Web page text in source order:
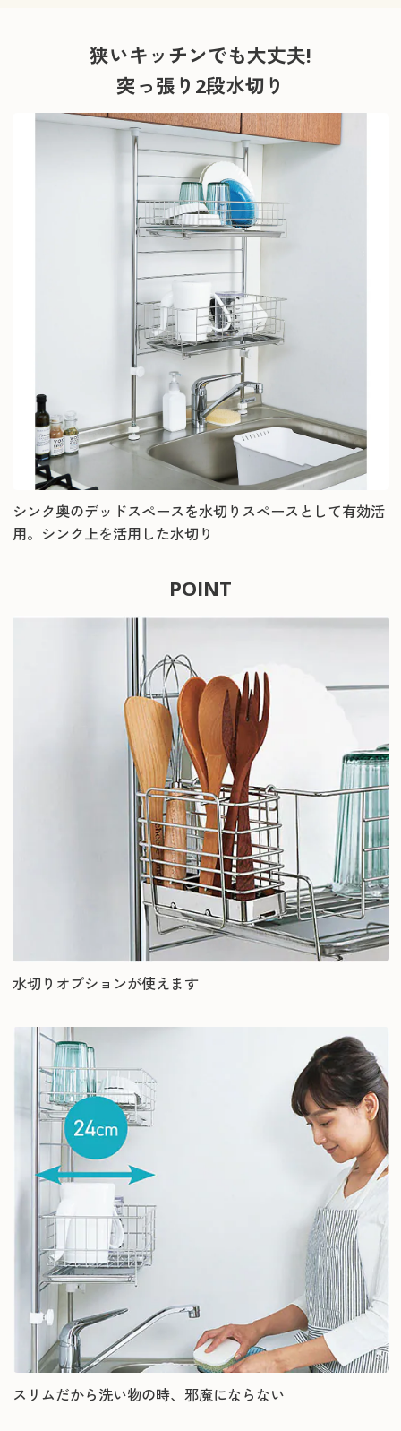
狭いキッチンでも大丈夫!
突っ張り2段水切り
シンク奥のデッドスペースを水切りスペースとして有効活
用。シンク上を活用した水切り
POINT
水切りオプションが使えます
スリムだから洗い物の時、邪魔にならない